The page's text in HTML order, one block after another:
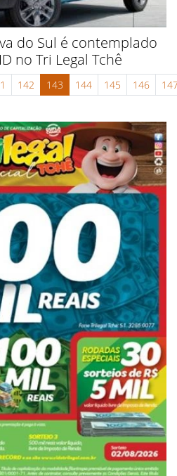
do Sul é contemplado
no Tri Legal Tchê
142 143 144 145 146